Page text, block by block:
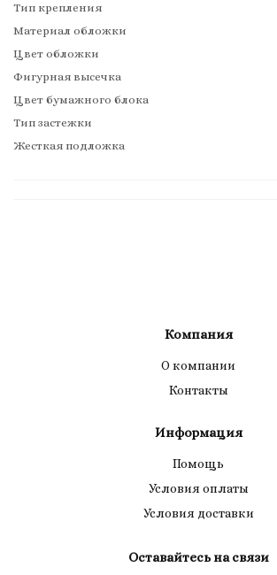
Тип крепления
Материал обложки
Цвет обложки
Фигурная высечка
Цвет бумажного блока
Тип застежки
Жесткая подложка
Компания
О компании
Контакты
Информация
Помощь
Условия оплаты
Условия доставки
Оставайтесь на связи